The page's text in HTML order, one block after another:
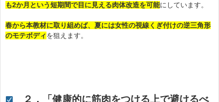
も2か月という短期間で目に見える肉体改造を可能にしています。
春から本教材に取り組めば、夏には女性の視線くぎ付けの逆三角形
のモテボディを狙えます。
２．「健康的に筋肉をつける上で避けるべ